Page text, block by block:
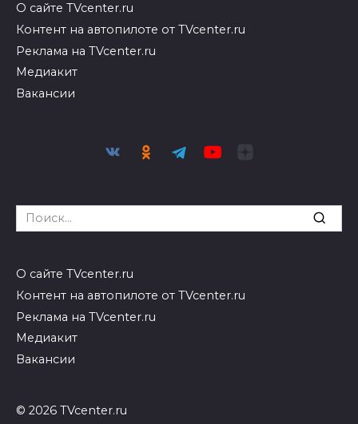
О сайте TVcenter.ru
Контент на автопилоте от TVcenter.ru
Реклама на TVcenter.ru
Медиакит
Вакансии
Search
for:
О сайте TVcenter.ru
Контент на автопилоте от TVcenter.ru
Реклама на TVcenter.ru
Медиакит
Вакансии
© 2026 TVcenter.ru